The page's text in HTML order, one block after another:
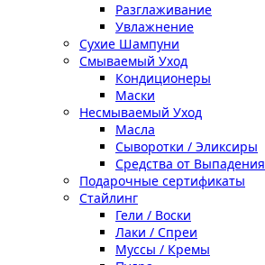
Разглаживание
Увлажнение
Сухие Шампуни
Смываемый Уход
Кондиционеры
Маски
Несмываемый Уход
Масла
Сыворотки / Эликсиры
Средства от Выпадения
Подарочные сертификаты
Стайлинг
Гели / Воски
Лаки / Спреи
Муссы / Кремы